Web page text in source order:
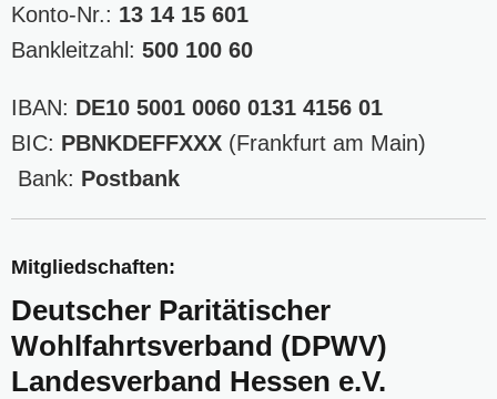
Konto-Nr.: 13 14 15 601
Bankleitzahl: 500 100 60
IBAN: DE10 5001 0060 0131 4156 01
BIC: PBNKDEFFXXX (Frankfurt am Main)
Bank: Postbank
Mitgliedschaften:
Deutscher Paritätischer
Wohlfahrtsverband (DPWV)
Landesverband Hessen e.V.